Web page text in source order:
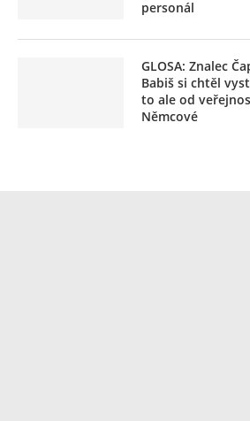
personál
GLOSA: Znalec
Babiš si chtěl
to ale od
Němcové